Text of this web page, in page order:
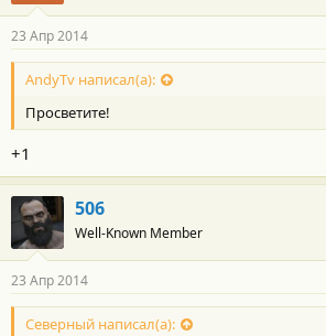
23 Апр 2014
AndyTv написал(а):
Просветите!
+1
506
Well-Known Member
23 Апр 2014
Северный написал(а):